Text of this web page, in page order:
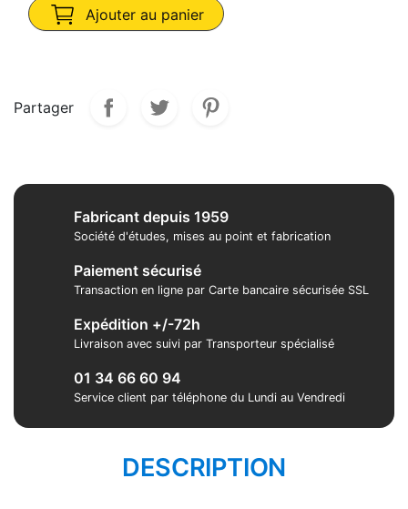
Ajouter au panier
Partager
Fabricant depuis 1959
Société d'études, mises au point et fabrication
Paiement sécurisé
Transaction en ligne par Carte bancaire sécurisée SSL
Expédition +/-72h
Livraison avec suivi par Transporteur spécialisé
01 34 66 60 94
Service client par téléphone du Lundi au Vendredi
DESCRIPTION